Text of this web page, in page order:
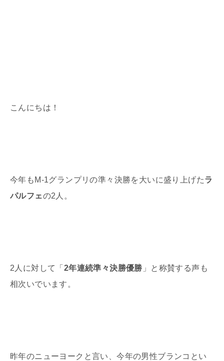
こんにちは！
今年も M-1グランプリの準々決勝を大いに盛り上げたラ
パルフェの2 人。
2 人に対して「 2年連続準々決勝優勝 」と称賛する声も
相次いでいます。
昨年のニューヨークと言い、今年の男性ブランコとい